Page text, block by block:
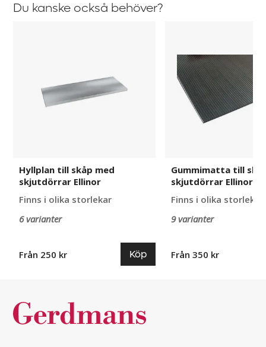
Du kanske också behöver?
skjutdörrar
Ellinor
Hyllplan till skåp med
skjutdörrar Ellinor
Finns i olika storlekar
6 varianter
Från 250 kr Köp
skåp
med
skjutdörrar
Ellinor
Gummimatta till
skjutdörrar Ellinor
Finns i olika storlekar
9 varianter
Från 350 kr